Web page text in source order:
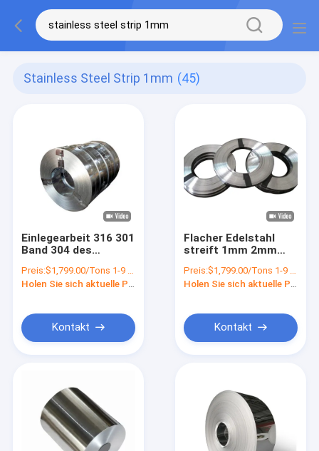
Stainless Steel Strip 1mm (45)
Einlegearbeit 316 301
Band 304 des
1mm 2mm 4mm 6mm
410 420 430
Preis:$1,799.00/Tons 1-9 Tons
Holen Sie sich aktuelle Preis
Kontakt
Flacher Edelstahl
streift 1mm 2mm
Spule SS 316 ab
Preis:$1,799.00/Tons 1-9 Tons
Holen Sie sich aktuelle Preis
Kontakt